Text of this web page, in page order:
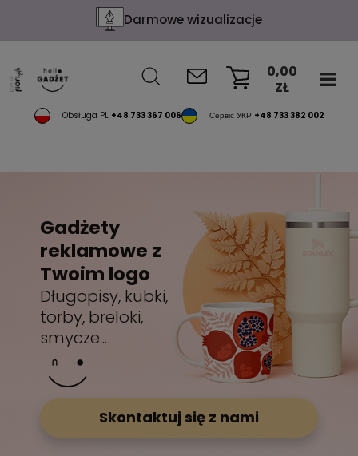
Konfekcja na życzenie
Obsługa PL +48 733 367 006 Сервіс УКР +48 733 382 002
0,00
ZŁ
Gadżety
reklamowe z
Twoim logo
Długopisy, kubki,
torby, breloki,
smycze...
Skontaktuj się z nami